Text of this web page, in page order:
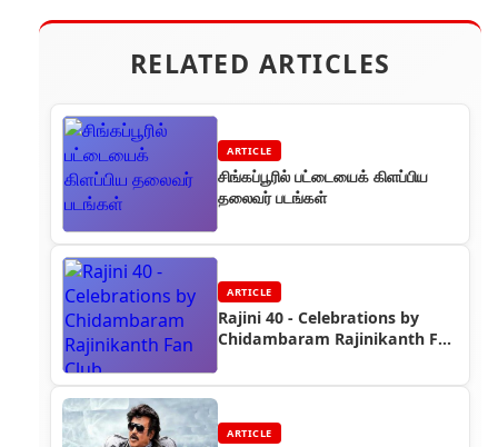
RELATED ARTICLES
ARTICLE
சிங்கப்பூரில் பட்டையைக் கிளப்பிய
தலைவர் படங்கள்
ARTICLE
Rajini 40 - Celebrations by
Chidambaram Rajinikanth Fan
ARTICLE